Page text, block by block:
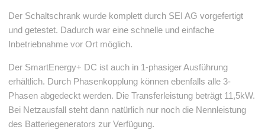
Der Schaltschrank wurde komplett durch SEI AG vorgefertigt
und getestet. Dadurch war eine schnelle und einfache
Inbetriebnahme vor Ort möglich.
Der SmartEnergy+ DC ist auch in 1-phasiger Ausführung
erhältlich. Durch Phasenkopplung können ebenfalls alle 3-
Phasen abgedeckt werden. Die Transferleistung beträgt 11,5kW.
Bei Netzausfall steht dann natürlich nur noch die Nennleistung
des Batteriegenerators zur Verfügung.